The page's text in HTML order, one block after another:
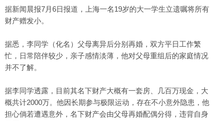
据新闻晨报7月6日报道，上海一名19岁的大一学生立遗嘱将所有
财产赠发小。
据悉，李同学（化名）父母离异后分别再婚，双方平日工作繁
忙，日常陪伴较少，亲子感情淡薄，他对父母重组后的家庭情况
并不了解。
据李同学透露，目前其名下财产大概有一套房、几百万现金，大
概共计2000万。他因长期参与极限运动，存在不小意外隐患，他
担心倘若遭遇意外，名下财产会由父母再婚配偶分得，违背自身